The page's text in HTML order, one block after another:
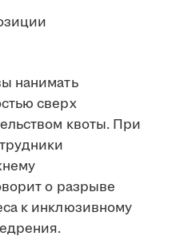
нанимать
сверх
квоты. При
о разрыве
к инклюзивному